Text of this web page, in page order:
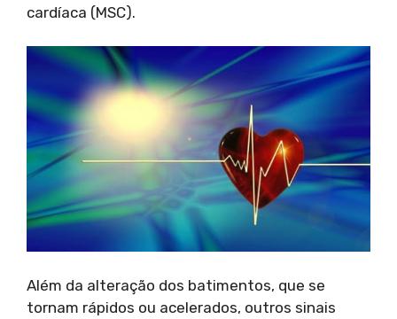
cardíaca (MSC).
Além da alteração dos batimentos, que se
tornam rápidos ou acelerados, outros sinais